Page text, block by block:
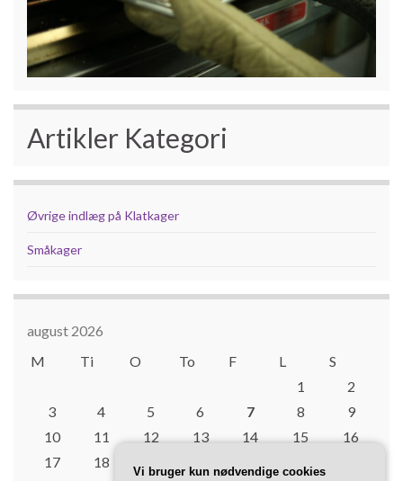
Artikler Kategori
Øvrige indlæg på Klatkager
Småkager
august 2026
M
Ti O To F L
S
1
2
3
4 5 6 7 8
9
10
11 12 13 14 15
16
17
18
Vi bruger kun nødvendige cookies